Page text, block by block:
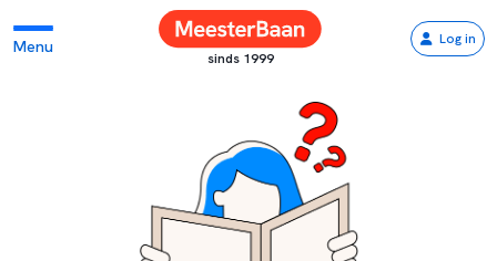
Menu
sinds 1999
Log in